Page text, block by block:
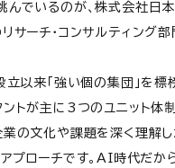
んでいるのが、株式会社日本
サーチ・コンサルティング部
以来「強い個の集団」を標
ントが主に3つのユニット体
業の文化や課題を深く理解し
アプローチです。AI時代だか